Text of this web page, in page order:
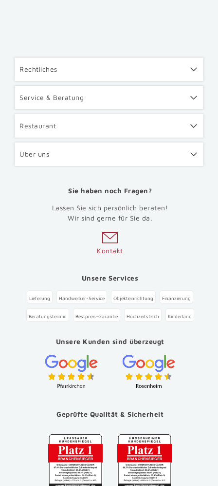
Rechtliches
Service & Beratung
Restaurant
Über uns
Sie haben noch Fragen?
Lassen Sie sich persönlich beraten!
Wir sind gerne für Sie da.
Kontakt
Unsere Services
Lieferung Handwerker-Service Objekteinrichtung Finanzierung
Beratungstermin Bestpreis-Garantie Hochzeitstisch Kinderland
Unsere Kunden sind überzeugt
Geprüfte Qualität & Sicherheit